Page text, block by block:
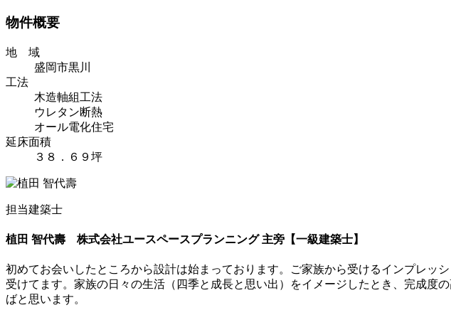
物件概要
地 域
盛岡市黒川
工法
木造軸組工法
ウレタン断熱
オール電化住宅
延床面積
３８．６９坪
担当建築士
植田 智代壽 株式会社ユースペースプランニング 主旁【一級建築士】
初めてお会いしたところから設計は始まっております。ご家族から受けるインプレッ
受けてます。家族の日々の生活（四季と成長と思い出）をイメージしたとき、完成
ばと思います。